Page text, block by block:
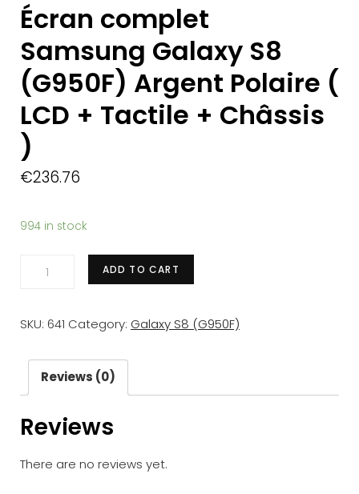
Écran complet
Samsung Galaxy S8
(G950F) Argent Polaire (
LCD + Tactile + Châssis
)
€236.76
994 in stock
Écran
Galaxy
(G950F)
Argent
Polaire
LCD
ADD TO CART
SKU: 641 Category: Galaxy S8 (G950F)
Reviews (0)
Reviews
There are no reviews yet.